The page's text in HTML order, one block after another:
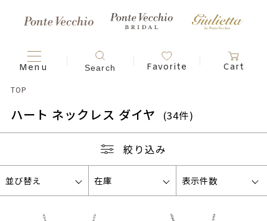
TOP
ハート ネックレス ダイヤ (34件)
絞り込み
並び替え 在庫 表示件数